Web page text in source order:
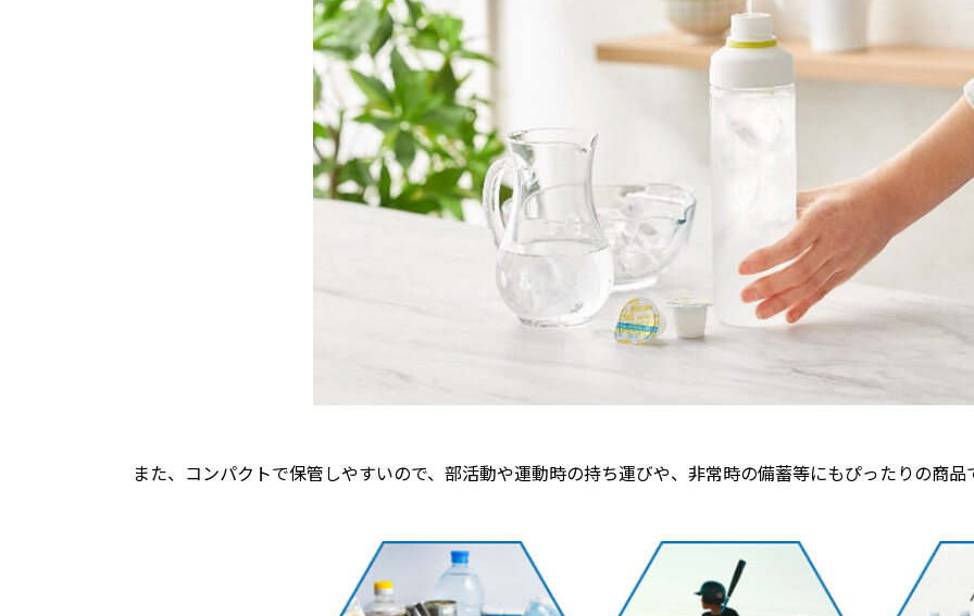
また、コンパクトで保管しやすいので、部活動や運動時の持ち運びや、非常時の備蓄等にもぴったりの商品